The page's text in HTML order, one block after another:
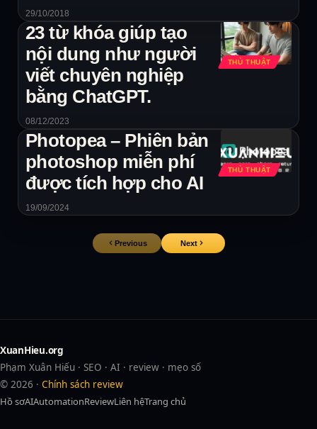
29/10/2018
THỦ THUẬT
23 từ khóa giúp tạo
nội dung như người
viết chuyên nghiệp
bằng ChatGPT.
08/12/2023
THỦ THUẬT
Photopea – Phiên bản
photoshop miễn phí
được tích hợp cho AI
19/09/2024
Previous Next
XuanHieu.org
Phạm Xuân Hiếu · SEO · AI · review · mẹo số
© 2026 · Chính sách review
Hồ sơAIAutomationReviewLiên hệTrang chủ